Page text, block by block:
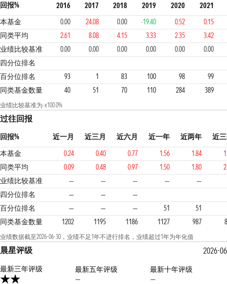
回报% 2016 2017 2018 2019 2020
2021
本基金
0.00 24.08 0.00 -19.40 0.52
0.15
同类平均
2.61 8.08 4.15 3.33 2.35
3.42
业绩比较基准
0.00 0.00 0.00 0.00 0.00
0.00
四分位排名
4 1 4 4 4 4 4
百分位排名 93 1 83 100 98
99
同类基金数量
40 51 70 110 284 389
业绩比较基准为-x100.0%
过往回报
回报% 近一月 近三月 近六月 近一年 近两年
近
本基金
0.24 0.40 0.77 1.56 1.84
同类平均
0.09 0.48 0.97 1.50 1.80
业绩比较基准
— — — —
—
四分位排名
— — —
3 3 4
百分位排名 — — — 51
51
同类基金数量
1202 1195 1186 1127 987
业绩数据截至2026-06-30，业绩不足1年不进行排名，业绩超过1年为年化值
晨星评级 2026-06
最新三年评级
最新五年评级
—
最新十年评级
—